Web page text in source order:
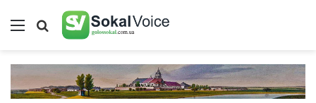
Меню Пошук